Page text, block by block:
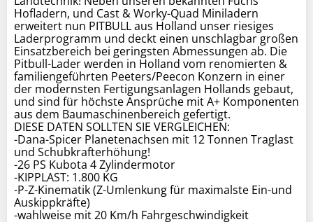
Hofladern, und Cast & Worky-Quad Miniladern
erweitert nun PITBULL aus Holland unser riesiges
Laderprogramm und deckt einen unschlagbar großen
Einsatzbereich bei geringsten Abmessungen ab. Die
Pitbull-Lader werden in Holland vom renomierten &
familiengeführten Peeters/Peecon Konzern in einer
der modernsten Fertigungsanlagen Hollands gebaut,
und sind für höchste Ansprüche mit A+ Komponenten
aus dem Baumaschinenbereich gefertigt.
DIESE DATEN SOLLTEN SIE VERGLEICHEN:
-Dana-Spicer Planetenachsen mit 12 Tonnen Traglast
und Schubkrafterhöhung!
-26 PS Kubota 4 Zylindermotor
-KIPPLAST: 1.800 KG
-P-Z-Kinematik (Z-Umlenkung für maximalste Ein-und
Auskippkräfte)
-wahlweise mit 20 Km/h Fahrgeschwindigkeit